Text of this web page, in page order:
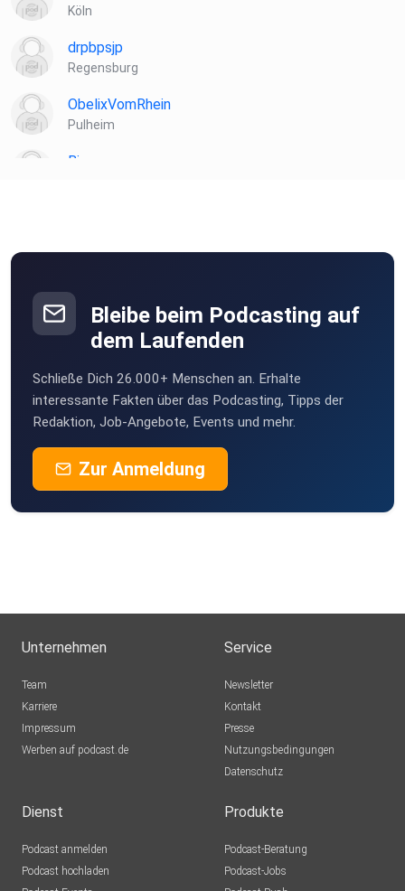
Köln
drpbpsjp
Regensburg
ObelixVomRhein
Pulheim
Bigs
Köln
StefanD
Herzogenrath
Köln
Bleibe beim Podcasting auf
dem Laufenden
Schließe Dich 26.000+ Menschen an. Erhalte
interessante Fakten über das Podcasting, Tipps der
Redaktion, Job-Angebote, Events und mehr.
Zur Anmeldung
Unternehmen
Team
Karriere
Impressum
Werben auf podcast.de
Service
Newsletter
Kontakt
Presse
Nutzungsbedingungen
Datenschutz
Dienst
Podcast anmelden
Podcast hochladen
Produkte
Podcast-Beratung
Podcast-Jobs